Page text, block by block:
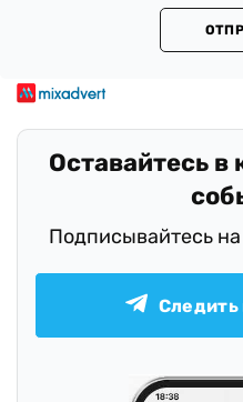
Оставайтесь в
Подписывайтесь
Следить